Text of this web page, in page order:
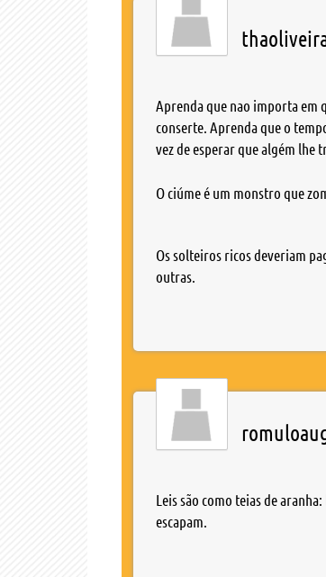
Aprenda que nao importa em
conserte. Aprenda que o
vez de esperar que algém lhe
O ciúme é um monstro que
Os solteiros ricos deveriam
outras.
Leis são como teias de
escapam.